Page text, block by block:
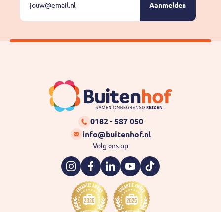
mailadres:
*
met
een
zijn
0182 - 587 050
info@buitenhof.nl
Volg ons op
InstagramFacebookLinkedInYouTubeTikTok